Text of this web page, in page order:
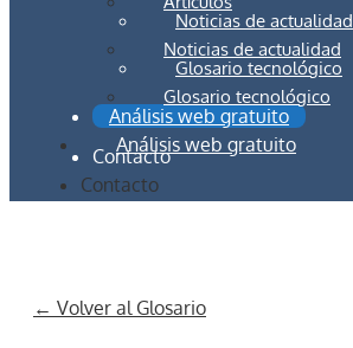
Noticias de actualidad
Glosario tecnológico
Análisis web gratuito
Contacto
Noticias de actualidad
Glosario tecnológico
Análisis web gratuito
Contacto
← Volver al Glosario